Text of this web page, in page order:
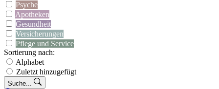
Psyche
Apotheken
Gesundheit
Versicherungen
Pflege und Service
Sortierung nach:
Alphabet
Zuletzt hinzugefügt
Suche...